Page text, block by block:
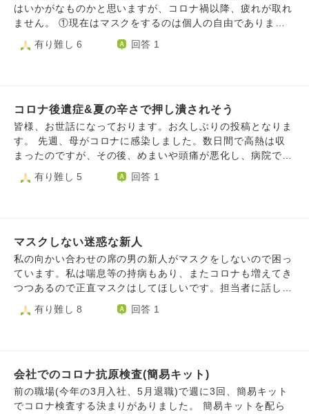
出すのもわかっています。 辛くても笑顔で過ごしたり、た
め息をつかないようにする解決方法ってあるのでしょうか？
はいかがなものかと思いますが、コロナ禍以降、疲れが取れ
ません。 ①現在はマスクをするのは個人の自由であります
が、通勤電車の中で、ノーマスクの人が平気でせきやくしゃ
みをすることへの怒り ②事務職ですが、自分以外は全員テレ
に相談してもなんだか根本的に考え方が違うの「考え方が暗
すぎる」と言われ、今では本音で話すこともないです。 嫌
なら会社も嫌なら辞めるしかないと考えているのですが、生
活のために通勤し、あと数年で迎える定年までの辛抱と自分
うので、いつも根本的解決を望んでしまい気軽に愚痴をいっ
したが、希望を持つ心の持ちようをアドバイスしていただけ
ないでしょうか？ どうぞよろしくお願いいたします。
有り難し 6 回答 1
コロナ後遺症&夏の辛さで押し潰されそう
皆様、お世話になっております。お久しぶりの投稿となりま
す。 先週、母がコロナに感染しました。数日間で高熱は収
まったのですが、その後、めまいや頭痛が悪化し、病院で後
遺症と診断されました。薬をいただき、来週もう一度診察を
受けるそうです。 いつもあんなにチャキチャキと、多少の
で、もし母がそうなってしまったら、と思うとかなり不安で
す。 また、私自身は検査を受けてなかったのですが、夏バ
テなのか、実は感染していてその後遺症なのか、頭がクラク
ラして疲れやすく、以前のような元気がありません。毎年夏
じです。私は今文学の研究をしながら大学で非常勤講師をし
メさ、うちの家族全般への不安（詳しくはプロフィールをご
覧下さい）自分自身の今後への不安など、夏の異常な暑さの
中で色んな不調や不安が押し寄せています。 これは、神様
有り難し 5 回答 1
マスクしない迷惑な新人
私の向かい合わせの席の男の新人がマスクをしないので困っ
ています。私は喘息等の持病もあり、またコロナも増えてき
つつあるので正直マスクはしてほしいです。担当者に話しま
したが、どうも注意してないみたいです。他にも社会人じゃ
ないような振る舞いが多く、正直迷惑なんですが、 どうし
有り難し 8 回答 1
会社でのコロナ抗原検査(簡易キット)
前の職場(今年の3月入社、5月退職)で週に3回、簡易キット
でコロナ検査する決まりがありました。 簡易キットを配ら